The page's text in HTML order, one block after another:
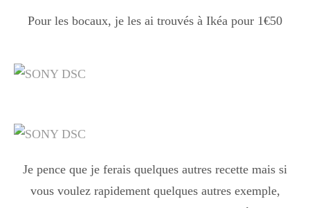
Pour les bocaux, je les ai trouvés à Ikéa pour 1€50
Je pence que je ferais quelques autres recette mais si
vous voulez rapidement quelques autres exemple,